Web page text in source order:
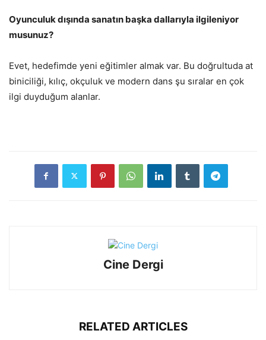
Oyunculuk dışında sanatın başka dallarıyla ilgileniyor
musunuz?
Evet, hedefimde yeni eğitimler almak var. Bu doğrultuda at
biniciliği, kılıç, okçuluk ve modern dans şu sıralar en çok
ilgi duyduğum alanlar.
Cine Dergi
RELATED ARTICLES